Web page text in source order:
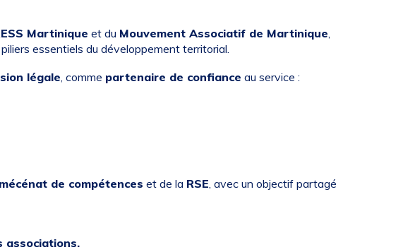
Martinique et du Mouvement Associatif de Martinique,
piliers essentiels du développement territorial.
légale, comme partenaire de confiance au service :
mécénat de compétences et de la RSE, avec un objectif partagé
associations.